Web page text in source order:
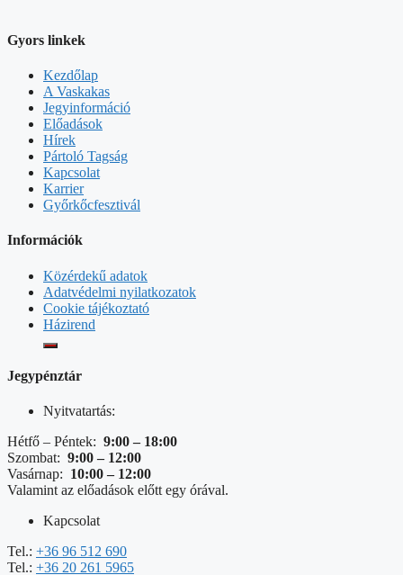
Gyors linkek
Kezdőlap
A Vaskakas
Jegyinformáció
Előadások
Hírek
Pártoló Tagság
Kapcsolat
Karrier
Győrkőcfesztivál
Információk
Közérdekű adatok
Adatvédelmi nyilatkozatok
Cookie tájékoztató
Házirend
Jegypénztár
Nyitvatartás:
Hétfő – Péntek: 9:00 – 18:00
Szombat: 9:00 – 12:00
Vasárnap: 10:00 – 12:00
Valamint az előadások előtt egy órával.
Kapcsolat
Tel.: +36 96 512 690
Tel.: +36 20 261 5965